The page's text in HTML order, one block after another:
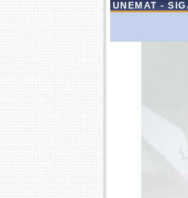
UNEMAT -